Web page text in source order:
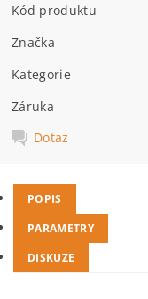
Kód produktu
Značka
Kategorie
Záruka
Dotaz
POPIS
PARAMETRY
DISKUZE